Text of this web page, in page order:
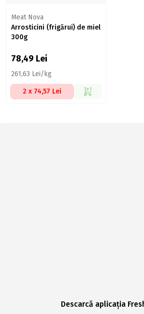
Meat Nova
Arrosticini (frigărui) de miel
300g
78,49 Lei
261,63 Lei/kg
2 x 74,57 Lei
Descarcă aplicația